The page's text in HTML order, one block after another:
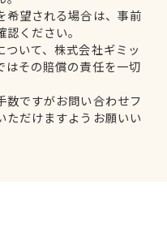
希望される場合は、事前
ください。
いて、株式会社ギミッ
はその賠償の責任を一切
数ですがお問い合わせフ
ただけますようお願いい